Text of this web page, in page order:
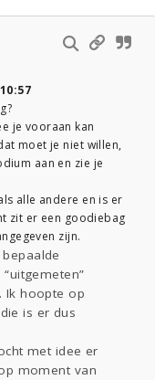
je vooraan kan
moet je niet willen,
aan en zie je
alle andere en is er
zit er een goodiebag
zijn.
Ik hoopte op
is er dus
met idee er
moment van